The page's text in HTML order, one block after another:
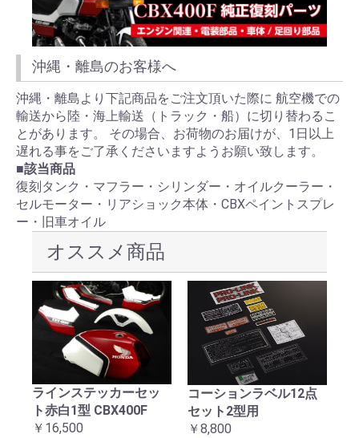
沖縄・離島のお客様へ
沖縄・離島より下記商品をご注文頂いた際に 航空機での
輸送から陸・海上輸送（トラック・船）に切り替わるこ
とがあります。 その場合、お荷物のお届けが、1日以上
遅れる事をご了承くださいますようお願い致します。
■該当商品
復刻タンク・マフラー・シリンダー・オイルクーラー・
セルモーター・リアショック本体・CBXペイントスプレ
ー・旧車オイル
オススメ商品
ラインステッカーセッ
ト赤白1型 CBX400F
￥16,500
コーションラベル12点
セット2型用
￥8,800